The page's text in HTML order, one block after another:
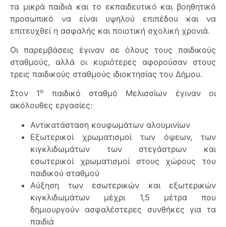
τα μικρά παιδιά και το εκπαιδευτικό και βοηθητικό
προσωπικό να είναι υψηλού επιπέδου και να
επιτευχθεί η ασφαλής και ποιοτική σχολική χρονιά.
Οι παρεμβάσεις έγιναν σε όλους τους παιδικούς
σταθμούς, αλλά οι κυριότερες αφορούσαν στους
τρεις παιδικούς σταθμούς ιδιοκτησίας του Δήμου.
Στον 1ο
παιδικό σταθμό Μελισσίων έγιναν οι
ακόλουθες εργασίες:
Αντικατάσταση κουφωμάτων αλουμινίων
Εξωτερικοί χρωματισμοί των όψεων, των
κιγκλιδωμάτων των στεγάστρων και
εσωτερικοί χρωματισμοί στους χώρους του
παιδικού σταθμού
Αύξηση των εσωτερικών και εξωτερικών
κιγκλιδωμάτων μέχρι 1,5 μέτρα που
δημιουργούν ασφαλέστερες συνθήκες για τα
παιδιά